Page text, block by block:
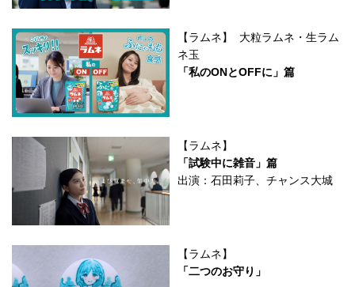
【ラムネ】 大粒ラムネ・生ラム
ネ玉
「私のONとOFFに」篇
【ラムネ】
「試験中に雑音」篇
出演：石田莉子、チャンス大城
【ラムネ】
「二つのお守り」